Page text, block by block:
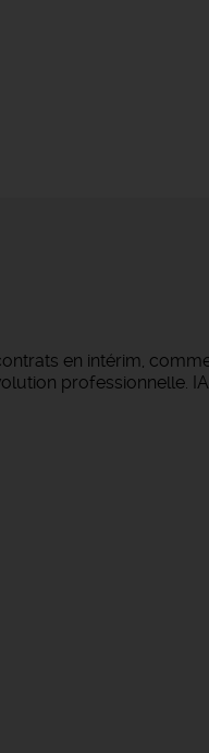
en intérim,
professionnelle.